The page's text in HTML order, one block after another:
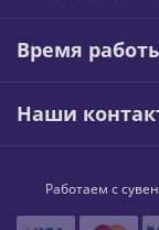
Время
Наши
Работаем с